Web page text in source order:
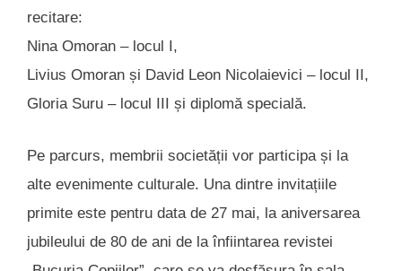
recitare:
Nina Omoran – locul I,
Livius Omoran și David Leon Nicolaievici – locul II,
Gloria Suru – locul III și diplomă specială.
Pe parcurs, membrii societății vor participa și la
alte evenimente culturale. Una dintre invitațiile
primite este pentru data de 27 mai, la aniversarea
jubileului de 80 de ani de la înfiintarea revistei